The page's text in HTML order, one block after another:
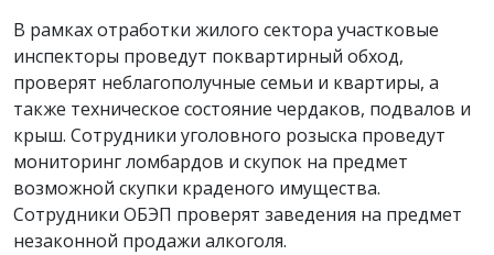
В рамках отработки жилого сектора участковые
инспекторы проведут поквартирный обход,
проверят неблагополучные семьи и квартиры, а
также техническое состояние чердаков, подвалов и
крыш. Сотрудники уголовного розыска проведут
мониторинг ломбардов и скупок на предмет
возможной скупки краденого имущества.
Сотрудники ОБЭП проверят заведения на предмет
незаконной продажи алкоголя.